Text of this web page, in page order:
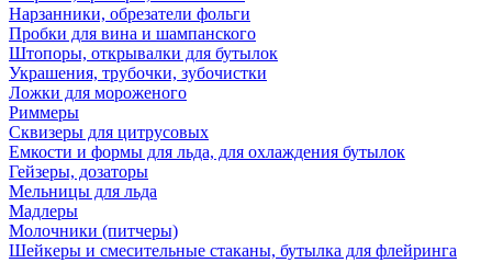
Нарзанники, обрезатели фольги
Пробки для вина и шампанского
Штопоры, открывалки для бутылок
Украшения, трубочки, зубочистки
Ложки для мороженого
Риммеры
Сквизеры для цитрусовых
Емкости и формы для льда, для охлаждения бутылок
Гейзеры, дозаторы
Мельницы для льда
Мадлеры
Молочники (питчеры)
Шейкеры и смесительные стаканы, бутылка для флейринга